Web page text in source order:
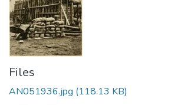
Files
AN051936.jpg (118.13 KB)